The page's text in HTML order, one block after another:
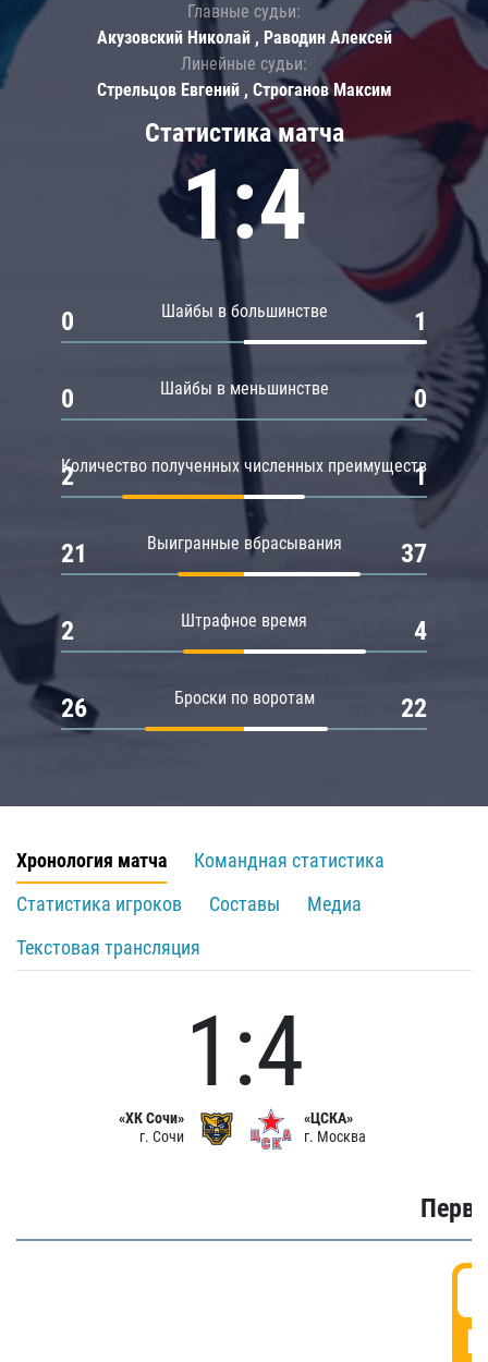
Статистика матча
1:4
Шайбы в большинстве
0 1
Шайбы в меньшинстве
0 0
Количество полученных численных преимуществ
2 1
Выигранные вбрасывания
21 37
Штрафное время
2 4
Броски по воротам
26 22
Главные судьи:
Акузовский Николай , Раводин Алексей
Линейные судьи:
Стрельцов Евгений , Строганов Максим
Хронология матча
Командная статистика
Статистика игроков
Составы
Медиа
Текстовая трансляция
«ХК Сочи»
г. Сочи
1:4
«ЦСКА»
г. Москва